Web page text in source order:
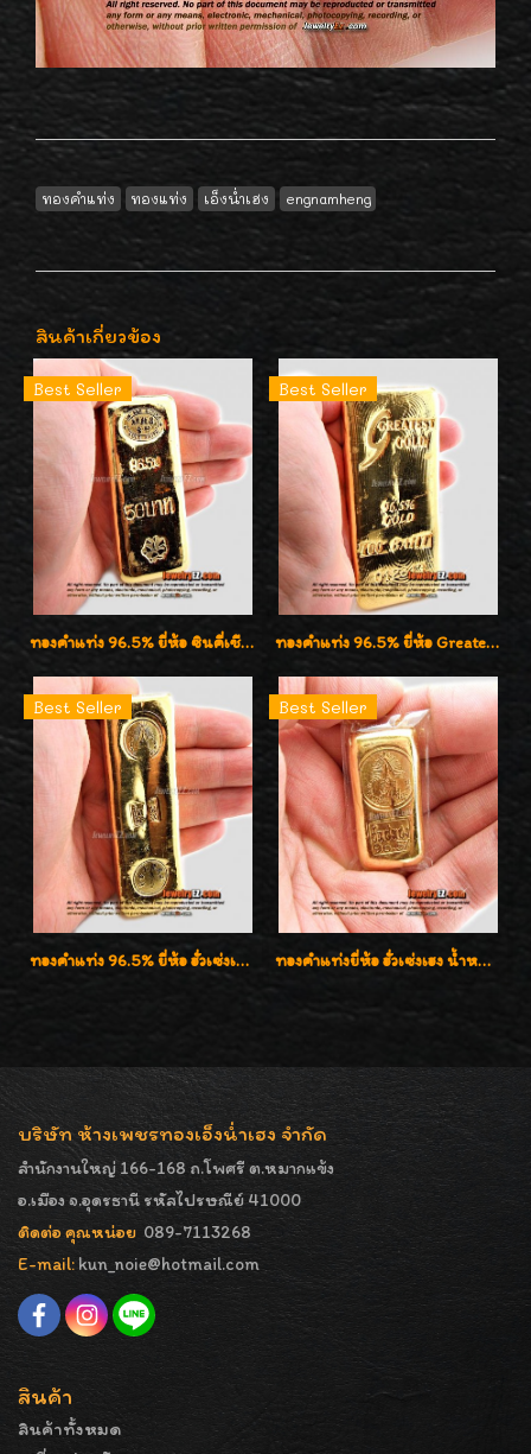
ทองคำแท่ง ทองแท่ง เอ็งน่ำเฮง engnamheng
สินค้าเกี่ยวข้อง
Best Seller
ทองคำแท่ง 96.5% ยี่ห้อ ซินคี่เชียง น้ำหนัก 50 บาท (762.0g)
Best Seller
ทองคำแท่ง 96.5% ยี่ห้อ Greatest Gold (จิ้นไถ่เฮง) น้ำหนัก 100 บาท
Best Seller
ทองคำแท่ง 96.5% ยี่ห้อ ฮั่วเซ่งเฮง น้ำหนัก 50 บาท (762.0g)
Best Seller
ทองคำแท่งยี่ห้อ ฮั่วเซ่งเฮง น้ำหนัก 76.20กรัม (5บาท)
บริษัท ห้างเพชรทองเอ็งน่ำเฮง จำกัด
สำนักงานใหญ่ 166-168 ถ.โพศรี ต.หมากแข้ง
อ.เมือง จ.อุดรธานี รหัสไปรษณีย์ 41000
ติดต่อ คุณหน่อย 089-7113268
E-mail: kun_noie@hotmail.com
สินค้า
สินค้าทั้งหมด